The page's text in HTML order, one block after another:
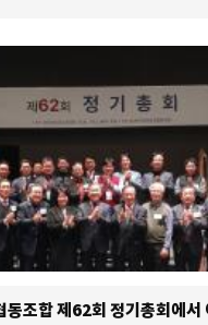
동조합 제62회 정기총회에서